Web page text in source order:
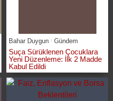
Bahar Duygun Gündem
Suça Sürüklenen Çocuklara
Yeni Düzenleme: İlk 2 Madde
Kabul Edildi